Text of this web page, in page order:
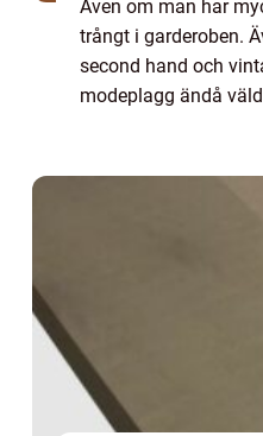
Även om man har
trångt i garderoben.
second hand och
modeplagg ändå